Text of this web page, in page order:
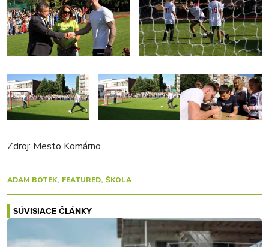
Zdroj: Mesto Komárno
ADAM BOTEK FEATURED ŠKOLA
SÚVISIACE ČLÁNKY